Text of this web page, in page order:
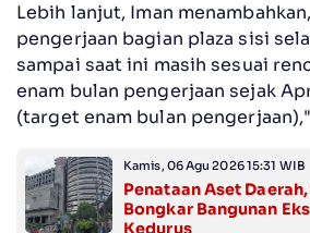
Lebih lanjut, Iman
pengerjaan bagian plaza sisi
sampai saat ini masih sesuai
enam bulan pengerjaan sejak
(target enam bulan
Kamis, 06 Agu 2026 15:31 WIB
Penataan Aset
Bongkar Bangunan
Kedurus